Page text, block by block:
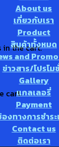
in the cart.
cart.
About us
เกี่ยวกับเรา
Product
สินค้าทั้งหมด
and
ข่าวสาร/โปรโม
Gallery
แกลเลอรี่
Payment
องทางการชำระ
Contact us
ติดต่อเรา